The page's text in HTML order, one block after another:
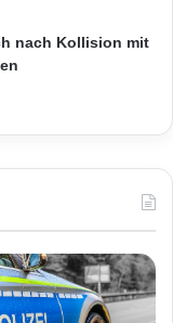
nach Kollision mit